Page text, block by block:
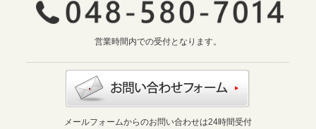
営業時間内での受付となります。
メールフォームからのお問い合わせは24時間受付